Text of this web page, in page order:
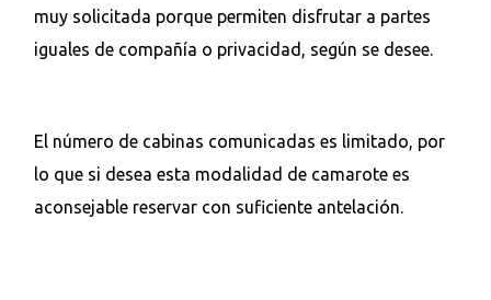
muy solicitada porque permiten disfrutar a partes
iguales de compañía o privacidad, según se desee.
El número de cabinas comunicadas es limitado, por
lo que si desea esta modalidad de camarote es
aconsejable reservar con suficiente antelación.